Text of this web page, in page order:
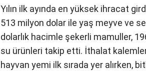
Yılın ilk ayında en yüksek ihracat
513 milyon dolar ile yaş meyve ve
dolarlık hacimle şekerli mamuller,
su ürünleri takip etti. İthalat
hayvan yemi ilk sırada yer alırken,